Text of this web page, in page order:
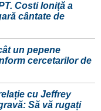
Costi Ioniță a
cântate de
un pepene
cercetarilor de
cu Jeffrey
Să vă rugați